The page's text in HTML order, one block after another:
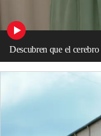
Descubren que el